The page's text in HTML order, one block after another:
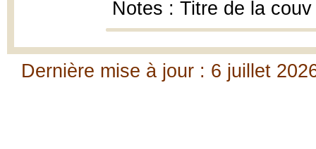
Notes : Titre de la couv
Dernière mise à jour : 6 juillet